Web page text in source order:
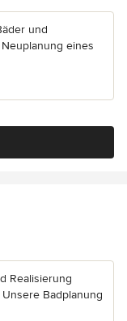
und
eines
Realisierung
Badplanung